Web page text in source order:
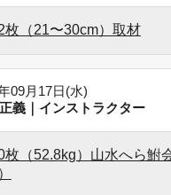
枚（21〜30cm）取材
09月17日(水)
義｜インストラクター
枚（52.8kg）山水へら鮒